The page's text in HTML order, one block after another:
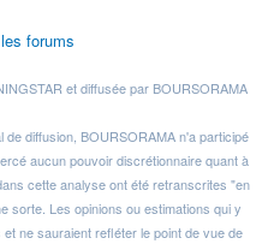
forums
et diffusée par BOURSORAMA
diffusion, BOURSORAMA n'a participé
aucun pouvoir discrétionnaire quant à
cette analyse ont été retranscrites "en
sorte. Les opinions ou estimations qui y
ne sauraient refléter le point de vue de